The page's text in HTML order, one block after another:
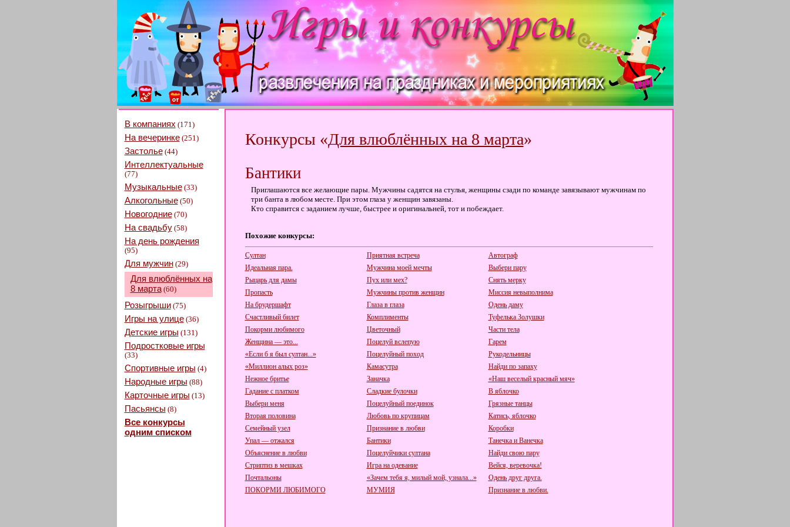
В компаниях (171)
На вечеринке(251)
Застолье(44)
Интеллектуальные
(77)
Музыкальные(33)
Алкогольные(50)
Новогодние(70)
На свадьбу(58)
На день рождения
(95)
Для мужчин(29)
Для влюблённых на
8 марта(60)
Розыгрыши(75)
Игры на улице(36)
Детские игры (131)
Подростковые игры
(33)
Спортивные игры (4)
Народные игры (88)
Карточные игры (13)
Пасьянсы (8)
Все конкурсы
одним списком
Конкурсы «Для влюблённых на 8 марта»
Бантики
Приглашаются все желающие пары. Мужчины садятся на стулья, женщины сзади по команде завязывают мужчинам по
три банта в любом месте. При этом глаза у женщин завязаны.
Кто справится с заданием лучше, быстрее и оригинальней, тот и побеждает.
Похожие конкурсы:
Султан Приятная встреча
Автограф
Идеальная пара.
Мужчина моей мечты
Выбери пару
Рыцарь для дамы
Пух или мех?
Снять мерку
Пропасть
Мужчины против женщин
Миссия невыполнима
На брудершафт
Глаза в глаза
Одень даму
Счастливый билет
Комплименты
Туфелька Золушки
Покорми любимого
Цветочный
Части тела
Женщина — это...
Поцелуй вслепую
Гарем
«Если б я был султан...»
Поцелуйный поход
Рукодельницы
«Миллион алых роз»
Камасутра
Найди по запаху
Нежное бритье
Заначка
«Наш веселый красный мяч»
Гадание с платком
Сладкие булочки
В яблочко
Выбери меня
Поцелуйный поединок
Грязные танцы
Вторая половина
Любовь по крупицам
Катись, яблочко
Семейный узел
Признание в любви
Коробки
Упал — отжался
Бантики
Танечка и Ванечка
Объяснение в любви
Поцелуйчики султана
Найди свою пару
Стриптиз в мешках
Игра на одевание
Вейся, веревочка!
Почтальоны
«Зачем тебя я, милый мой, узнала...»
Одень друг друга.
ПОКОРМИ ЛЮБИМОГО
МУМИЯ Признание в любви.